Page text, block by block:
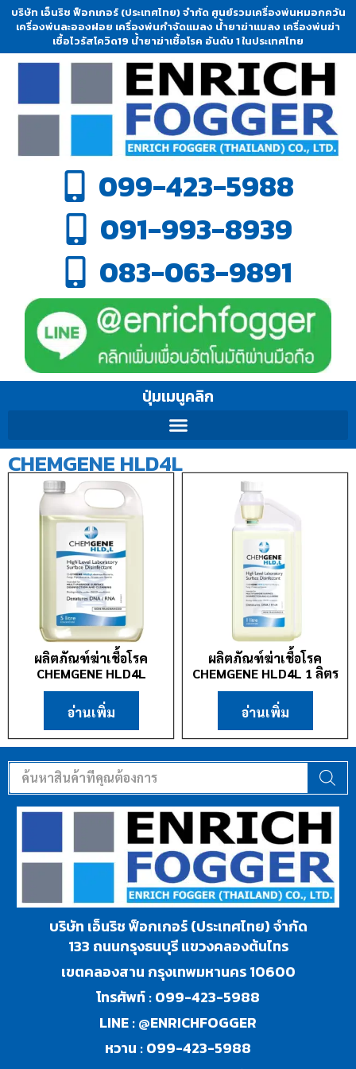
บริษัท เอ็นริช ฟ็อกเกอร์ (ประเทศไทย) จำกัด ศูนย์รวมเครื่องพ่นหมอกควัน
เครื่องพ่นละอองฝอย เครื่องพ่นกำจัดแมลง น้ำยาฆ่าแมลง เครื่องพ่นฆ่า
เชื้อไวรัสโควิด19 น้ำยาฆ่าเชื้อโรค อันดับ 1 ในประเทศไทย
099-423-5988
091-993-8939
083-063-9891
ปุ่มเมนูคลิก
CHEMGENE HLD4L
ผลิตภัณฑ์ฆ่าเชื้อโรค
CHEMGENE HLD4L
อ่านเพิ่ม
ผลิตภัณฑ์ฆ่าเชื้อโรค
CHEMGENE HLD4L 1 ลิตร
อ่านเพิ่ม
บริษัท เอ็นริช ฟ็อกเกอร์ (ประเทศไทย) จำกัด
133 ถนนกรุงธนบุรี แขวงคลองต้นไทร
เขตคลองสาน กรุงเทพมหานคร 10600
โทรศัพท์ :099-423-5988
LINE :@ENRICHFOGGER
หวาน :099-423-5988